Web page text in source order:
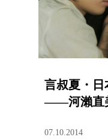
言叔夏・日
——河瀨直
07.10.2014